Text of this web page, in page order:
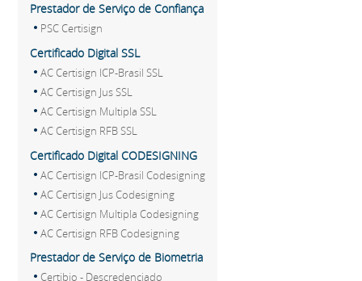
Prestador de Serviço de Confiança
PSC Certisign
Certificado Digital SSL
AC Certisign ICP-Brasil SSL
AC Certisign Jus SSL
AC Certisign Multipla SSL
AC Certisign RFB SSL
Certificado Digital CODESIGNING
AC Certisign ICP-Brasil Codesigning
AC Certisign Jus Codesigning
AC Certisign Multipla Codesigning
AC Certisign RFB Codesigning
Prestador de Serviço de Biometria
Certibio - Descredenciado